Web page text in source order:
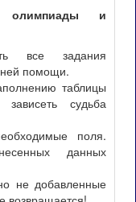
олимпиады и
все задания
помощи.
таблицы
судьба
поля.
данных
не добавленные